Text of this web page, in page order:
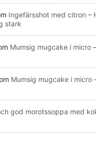
Ingefärsshot med citron –
stark
Mumsig mugcake i micro
Mumsig mugcake i micro
god morotssoppa med